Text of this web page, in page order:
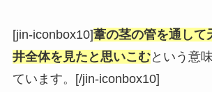
[jin-iconbox10]葦の茎の管を通して
井全体を見たと思いこむという意
ています。[/jin-iconbox10]